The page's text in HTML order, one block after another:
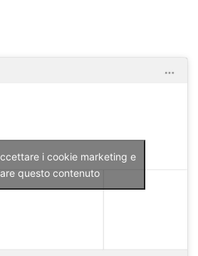
i cookie marketing e
questo contenuto